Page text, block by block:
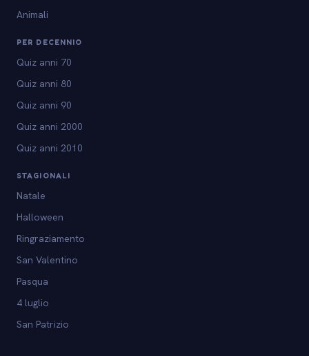
Animali
PER DECENNIO
Quiz anni 70
Quiz anni 80
Quiz anni 90
Quiz anni 2000
Quiz anni 2010
STAGIONALI
Natale
Halloween
Ringraziamento
San Valentino
Pasqua
4 luglio
San Patrizio